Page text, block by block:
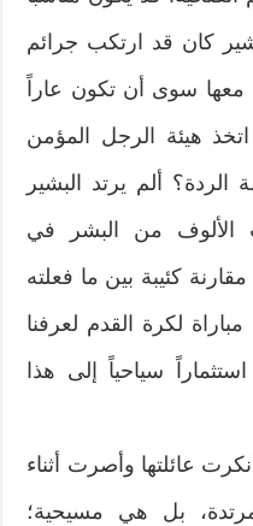
كان قد ارتكب جرائم
معها سوى أن تكون عاراً
هيئة الرجل المؤمن
ألم يرتد البشير
الألوف من البشر في
كئيبة بين ما فعلته
لكرة القدم لعرفنا
سياحياً إلى هذا
عائلتها وأصرت أثناء
بل هي مسيحية؛